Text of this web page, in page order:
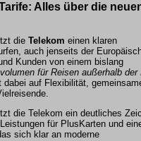
Alles über die
die Telekom einen klaren
auch jenseits der
Kunden von einem bislang
für Reisen außerhalb der
auf Flexibilität,
die Telekom ein deutliches
für PlusKarten und
sich klar an moderne